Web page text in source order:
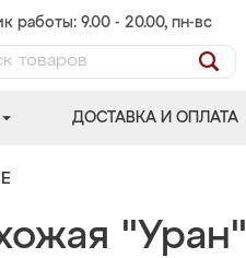
работы: 9.00 - 20.00, пн-вс
ДОСТАВКА И ОПЛАТА
"Уран"